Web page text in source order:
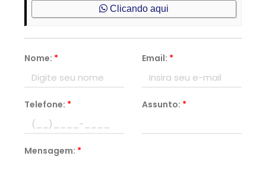
Clicando aqui
Nome: * Email: *
Telefone: * Assunto: *
Mensagem: *